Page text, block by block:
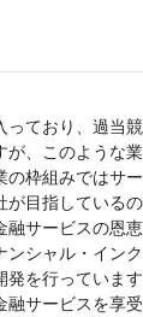
っており、過当
、このような
の枠組みではサ
目指している
サービスの恩
ンシャル・イン
を行っています
融サービスを享